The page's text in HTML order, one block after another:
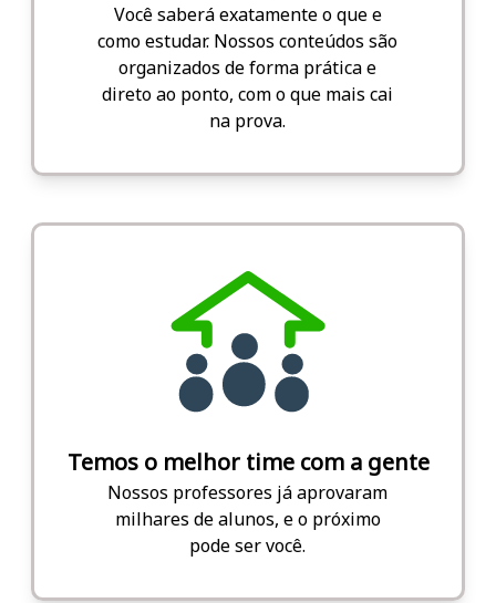
Você saberá exatamente o que e
como estudar. Nossos conteúdos são
organizados de forma prática e
direto ao ponto, com o que mais cai
na prova.
Temos o melhor time com a gente
Nossos professores já aprovaram
milhares de alunos, e o próximo
pode ser você.